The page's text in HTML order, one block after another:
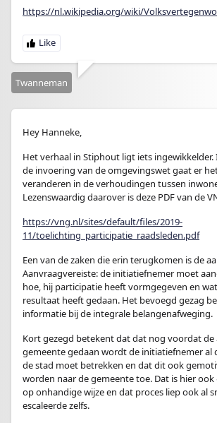
https://nl.wikipedia.org/wiki/
Twanneman
Hey Hanneke,
Het verhaal in Stiphout ligt iets ingewikkelder.
de invoering van de omgevingswet gaat er
veranderen in de verhoudingen tussen
Lezenswaardig daarover is deze PDF van de
https://vng.nl/sites/default/files/2019-
11/toelichting_participatie_raadsleden.pdf
Een van de zaken die erin terugkomen is de
Aanvraagvereiste: de initiatiefnemer moet
hoe, hij participatie heeft vormgegeven en
resultaat heeft gedaan. Het bevoegd gezag
informatie bij de integrale belangenafweging.
Kort gezegd betekent dat dat nog voordat de
gemeente gedaan wordt de initiatiefnemer al
de stad moet betrekken en dat dit ook
worden naar de gemeente toe. Dat is hier ook
op onhandige wijze en dat proces liep ook al
escaleerde zelfs.